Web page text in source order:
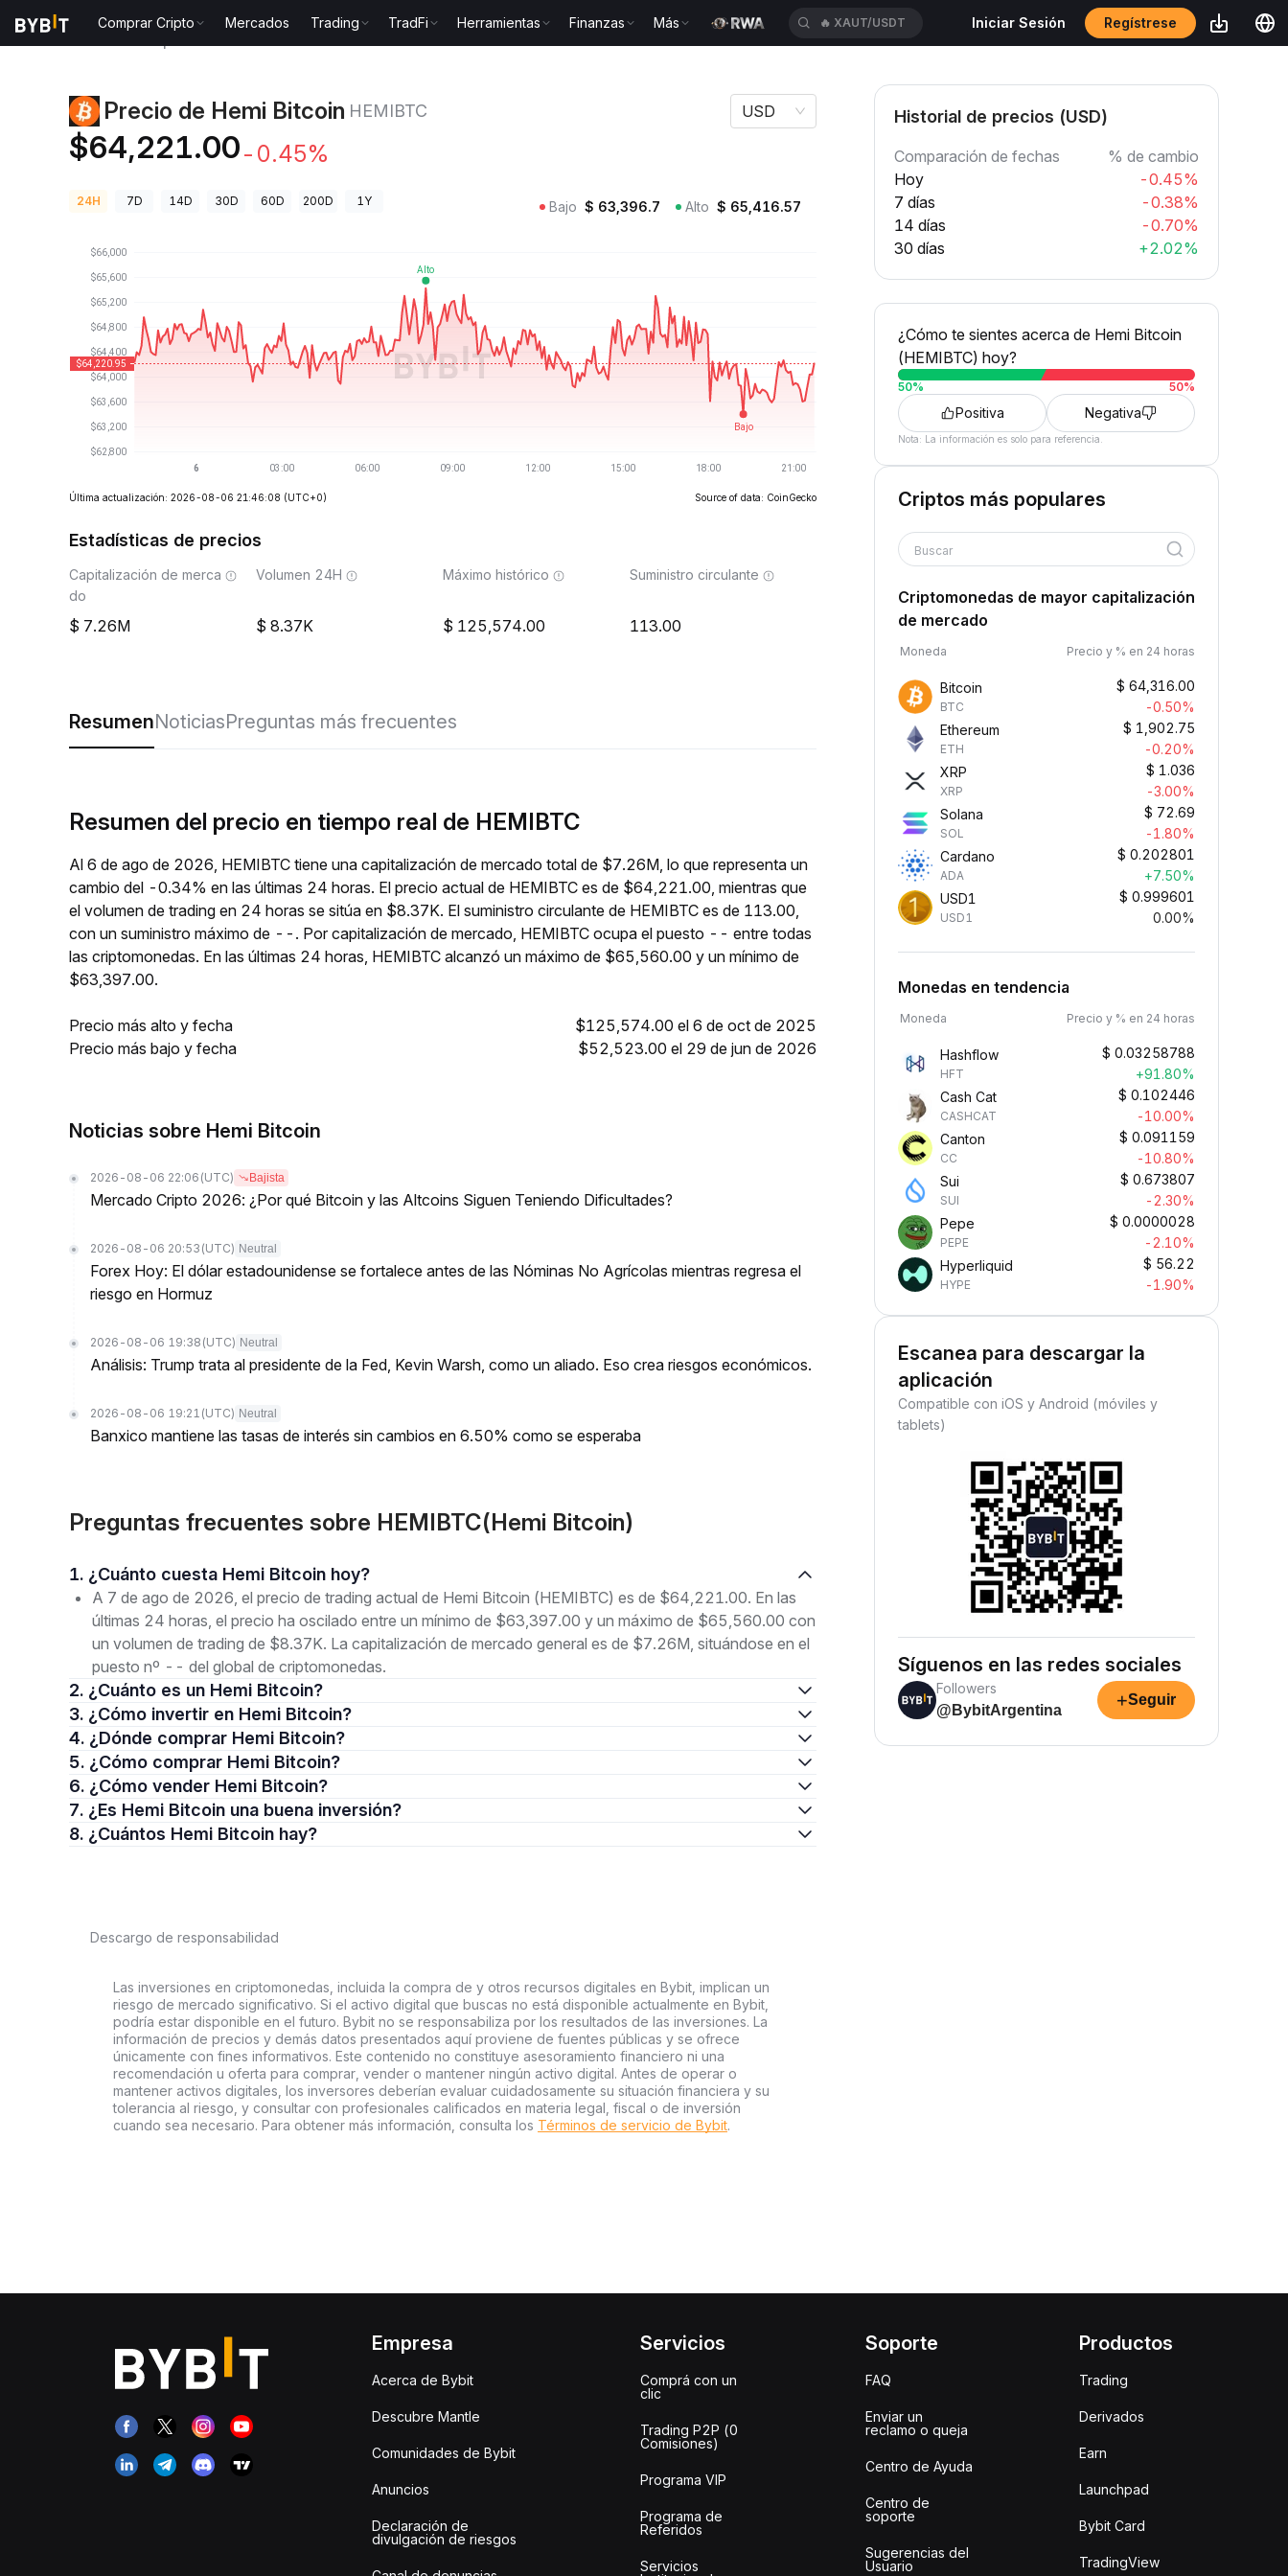
Comprar Cripto Mercados Trading TradFi Herramientas Finanzas Más 🔥 XAUT/USDT Iniciar Sesión Regístrese
Precio de Hemi Bitcoin HEMIBTC
$64,221.00-0.45%
USD
24H 7D 14D 30D 60D 200D 1Y Bajo $ 63,396.7 Alto $ 65,416.57
Última actualización: 2026-08-06 21:46:08 (UTC+0) Source of data: CoinGecko
Estadísticas de precios
Capitalización de merca
do
7.26M
Volumen 24H
8.37K
Máximo histórico
125,574.00
Suministro circulante
113.00
ResumenNoticiasPreguntas más frecuentes
Resumen del precio en tiempo real de HEMIBTC
Al 6 de ago de 2026, HEMIBTC tiene una capitalización de mercado total de $7.26M, lo que representa un
cambio del -0.34% en las últimas 24 horas. El precio actual de HEMIBTC es de $64,221.00, mientras que
el volumen de trading en 24 horas se sitúa en $8.37K. El suministro circulante de HEMIBTC es de 113.00,
con un suministro máximo de --. Por capitalización de mercado, HEMIBTC ocupa el puesto -- entre todas
las criptomonedas. En las últimas 24 horas, HEMIBTC alcanzó un máximo de $65,560.00 y un mínimo de
$63,397.00.
Precio más alto y fecha
$125,574.00 el 6 de oct de 2025
Precio más bajo y fecha
$52,523.00 el 29 de jun de 2026
Noticias sobre Hemi Bitcoin
2026-08-06 22:06 (UTC) Bajista
Mercado Cripto 2026: ¿Por qué Bitcoin y las Altcoins Siguen Teniendo Dificultades?
2026-08-06 20:53 (UTC) Neutral
Forex Hoy: El dólar estadounidense se fortalece antes de las Nóminas No Agrícolas mientras regresa el
riesgo en Hormuz
2026-08-06 19:38 (UTC) Neutral
Análisis: Trump trata al presidente de la Fed, Kevin Warsh, como un aliado. Eso crea riesgos económicos.
2026-08-06 19:21 (UTC) Neutral
Banxico mantiene las tasas de interés sin cambios en 6.50% como se esperaba
Preguntas frecuentes sobre HEMIBTC(Hemi Bitcoin)
1. ¿Cuánto cuesta Hemi Bitcoin hoy?
A 7 de ago de 2026, el precio de trading actual de Hemi Bitcoin (HEMIBTC) es de $64,221.00. En las
últimas 24 horas, el precio ha oscilado entre un mínimo de $63,397.00 y un máximo de $65,560.00 con
un volumen de trading de $8.37K. La capitalización de mercado general es de $7.26M, situándose en el
puesto nº -- del global de criptomonedas.
2. ¿Cuánto es un Hemi Bitcoin?
3. ¿Cómo invertir en Hemi Bitcoin?
4. ¿Dónde comprar Hemi Bitcoin?
5. ¿Cómo comprar Hemi Bitcoin?
6. ¿Cómo vender Hemi Bitcoin?
7. ¿Es Hemi Bitcoin una buena inversión?
8. ¿Cuántos Hemi Bitcoin hay?
Descargo de responsabilidad
Las inversiones en criptomonedas, incluida la compra de y otros recursos digitales en Bybit, implican un
riesgo de mercado significativo. Si el activo digital que buscas no está disponible actualmente en Bybit,
podría estar disponible en el futuro. Bybit no se responsabiliza por los resultados de las inversiones. La
información de precios y demás datos presentados aquí proviene de fuentes públicas y se ofrece
únicamente con fines informativos. Este contenido no constituye asesoramiento financiero ni una
recomendación u oferta para comprar, vender o mantener ningún activo digital. Antes de operar o
mantener activos digitales, los inversores deberían evaluar cuidadosamente su situación financiera y su
tolerancia al riesgo, y consultar con profesionales calificados en materia legal, fiscal o de inversión
cuando sea necesario. Para obtener más información, consulta los Términos de servicio de Bybit.
Historial de precios (USD)
Comparación de fechas
% de cambio
Hoy
-0.45%
7 días
-0.38%
14 días
-0.70%
30 días
+2.02%
¿Cómo te sientes acerca de Hemi Bitcoin
(HEMIBTC) hoy?
50% 50%
Positiva Negativa
Nota: La información es solo para referencia.
Criptos más populares
Buscar
Criptomonedas de mayor capitalización
de mercado
Moneda Precio y % en 24 horas
Bitcoin
BTC
$ 64,316.00
-0.50%
Ethereum
ETH
$ 1,902.75
-0.20%
XRP
XRP
$ 1.036
-3.00%
Solana
SOL
$ 72.69
-1.80%
Cardano
ADA
$ 0.202801
+7.50%
USD1
USD1
$ 0.999601
0.00%
Monedas en tendencia
Moneda Precio y % en 24 horas
Hashflow
HFT
$ 0.03258788
+91.80%
Cash Cat
CASHCAT
$ 0.102446
-10.00%
Canton
CC
$ 0.091159
-10.80%
Sui
SUI
$ 0.673807
-2.30%
Pepe
PEPE
$ 0.0000028
-2.10%
Hyperliquid
HYPE
$ 56.22
-1.90%
Escanea para descargar la
aplicación
Compatible con iOS y Android (móviles y
tablets)
Síguenos en las redes sociales
Followers
@BybitArgentina
+Seguir
Empresa
Acerca de Bybit
Descubre Mantle
Comunidades de Bybit
Anuncios
Declaración de
divulgación de riesgos
Servicios
Comprá con un
clic
Trading P2P (0
Comisiones)
Programa VIP
Programa de
Referidos
Servicios
Soporte
FAQ
Enviar un
reclamo o queja
Centro de Ayuda
Centro de
soporte
Sugerencias del
Usuario
Productos
Trading
Derivados
Earn
Launchpad
Bybit Card
TradingView